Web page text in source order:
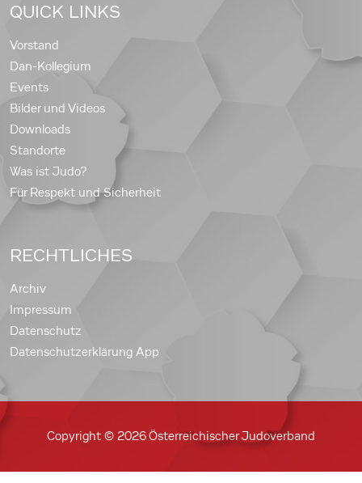
QUICK LINKS
Vorstand
Dan-Kollegium
Events
Bilder und Videos
Downloads
Standorte
Was ist Judo?
Für Respekt und Sicherheit
RECHTLICHES
Archiv
Impressum
Datenschutz
Datenschutzerklärung App
Copyright © 2026 Österreichischer Judoverband